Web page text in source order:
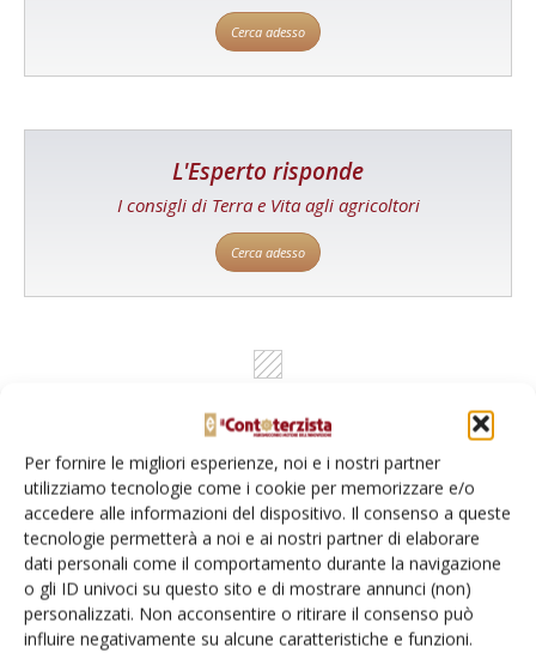
Per fornire le migliori esperienze, noi e i nostri partner
utilizziamo tecnologie come i cookie per memorizzare e/o
accedere alle informazioni del dispositivo. Il consenso a queste
tecnologie permetterà a noi e ai nostri partner di elaborare
dati personali come il comportamento durante la navigazione
o gli ID univoci su questo sito e di mostrare annunci (non)
personalizzati. Non acconsentire o ritirare il consenso può
influire negativamente su alcune caratteristiche e funzioni.
Cerca adesso
L'Esperto risponde
I consigli di Terra e Vita agli agricoltori
Cerca adesso
Rimani aggiornato sul mondo
dell’agricoltura